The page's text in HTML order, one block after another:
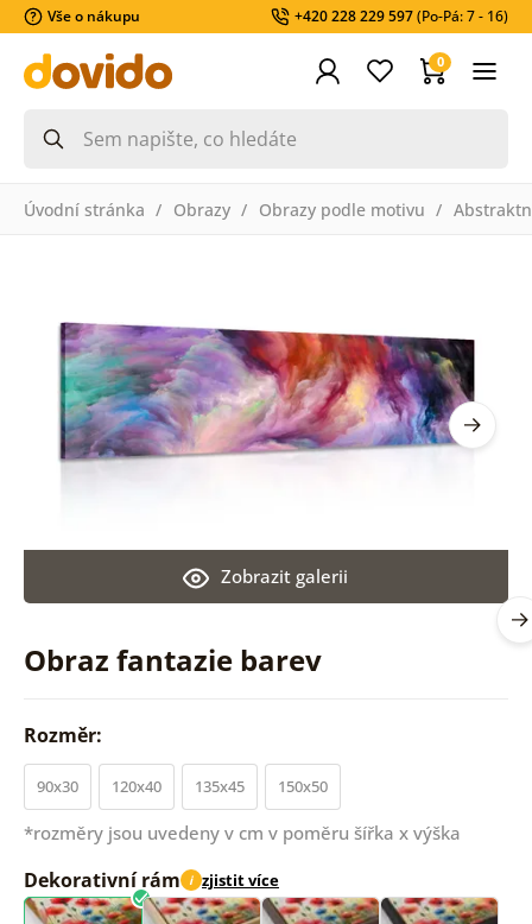
Vše o nákupu +420 228 229 597(Po-Pá: 7 - 16)
0
Úvodní stránka Obrazy Obrazy podle motivu
Obraz fantazie barev
Zobrazit galerii
Rozměr:
90x30 120x40 135x45 150x50
*rozměry jsou uvedeny v cm v poměru šířka x výška
Dekorativní rám i zjistit více